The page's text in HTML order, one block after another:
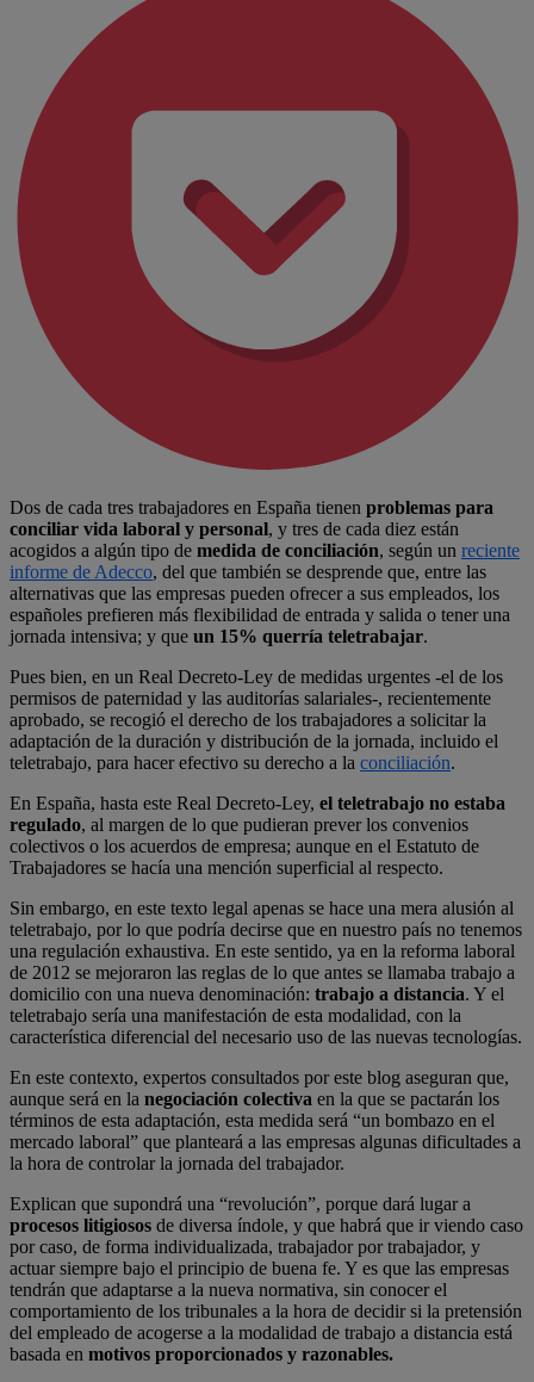
Dos de cada tres trabajadores en España tienen problemas para
conciliar vida laboral y personal, y tres de cada diez están
acogidos a algún tipo de medida de conciliación, según un reciente
informe de Adecco, del que también se desprende que, entre las
alternativas que las empresas pueden ofrecer a sus empleados, los
españoles prefieren más flexibilidad de entrada y salida o tener una
jornada intensiva; y que un 15% querría teletrabajar.
Pues bien, en un Real Decreto-Ley de medidas urgentes -el de los
permisos de paternidad y las auditorías salariales-, recientemente
aprobado, se recogió el derecho de los trabajadores a solicitar la
adaptación de la duración y distribución de la jornada, incluido el
teletrabajo, para hacer efectivo su derecho a la conciliación.
En España, hasta este Real Decreto-Ley, el teletrabajo no estaba
regulado, al margen de lo que pudieran prever los convenios
colectivos o los acuerdos de empresa; aunque en el Estatuto de
Trabajadores se hacía una mención superficial al respecto.
Sin embargo, en este texto legal apenas se hace una mera alusión al
teletrabajo, por lo que podría decirse que en nuestro país no tenemos
una regulación exhaustiva. En este sentido, ya en la reforma laboral
de 2012 se mejoraron las reglas de lo que antes se llamaba trabajo a
domicilio con una nueva denominación: trabajo a distancia. Y el
teletrabajo sería una manifestación de esta modalidad, con la
característica diferencial del necesario uso de las nuevas tecnologías.
En este contexto, expertos consultados por este blog aseguran que,
aunque será en la negociación colectiva en la que se pactarán los
términos de esta adaptación, esta medida será “un bombazo en el
mercado laboral” que planteará a las empresas algunas dificultades a
la hora de controlar la jornada del trabajador.
Explican que supondrá una “revolución”, porque dará lugar a
procesos litigiosos de diversa índole, y que habrá que ir viendo caso
por caso, de forma individualizada, trabajador por trabajador, y
actuar siempre bajo el principio de buena fe. Y es que las empresas
tendrán que adaptarse a la nueva normativa, sin conocer el
comportamiento de los tribunales a la hora de decidir si la pretensión
del empleado de acogerse a la modalidad de trabajo a distancia está
basada en motivos proporcionados y razonables.